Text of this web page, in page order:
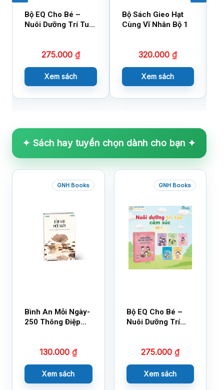
Bộ EQ Cho Bé –
Nuôi Dưỡng Trí Tuệ
275.000 ₫
Xem sách
Bộ Sách Gieo Hạt
Cùng Vĩ Nhân Bộ 1
320.000₫
Xem sách
✦ Sách hay tuyển chọn dành cho bạn ✦
GNH Books
Bình An Mỗi Ngày-
250 Thông Điệp
130.000₫
Xem sách
GNH Books
Bộ EQ Cho Bé –
Nuôi Dưỡng Trí
275.000 ₫
Xem sách